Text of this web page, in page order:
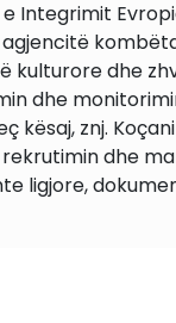
Integrimit
kulturore dhe
dhe
kësaj, znj.
dhe
ligjore,